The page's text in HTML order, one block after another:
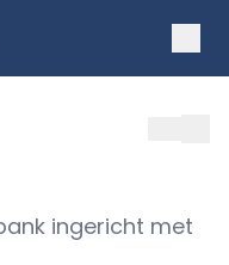
ingericht met